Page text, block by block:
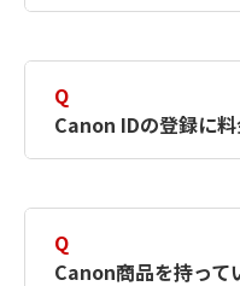
択したサービス
簡単に作成でき
Canon IDの登録
Q
Canon IDの登録に
Q
Canon商品を持って